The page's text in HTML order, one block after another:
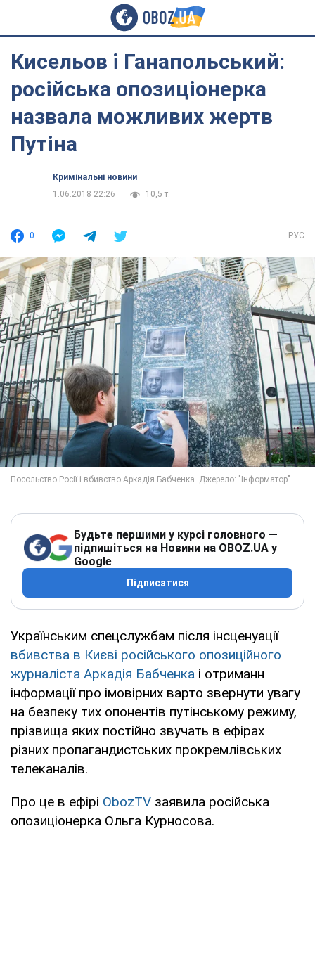
Кисельов і Ганапольський:
російська опозиціонерка
назвала можливих жертв
Путіна
Кримінальні новини
1.06.2018 22:26
10,5 т.
0 РУС
Будьте першими у курсі головного —
підпишіться на Новини на OBOZ.UA у
Google
Підписатися
Українським спецслужбам після інсценуації
вбивства в Києві російського опозиційного
журналіста Аркадія Бабченка і отриманн
інформації про імовірних варто звернути увагу
на безпеку тих опонентів путінському режиму,
прізвища яких постійно звучать в ефірах
різних пропагандистських прокремлівських
телеканалів.
Про це в ефірі ObozTV заявила російська
опозиціонерка Ольга Курносова.